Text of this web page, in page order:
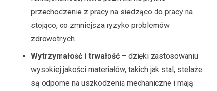
przechodzenie z pracy na siedząco do pracy na
stojąco, co zmniejsza ryzyko problemów
zdrowotnych.
Wytrzymałość i trwałość – dzięki zastosowaniu
wysokiej jakości materiałów, takich jak stal, stelaże
są odporne na uszkodzenia mechaniczne i mają